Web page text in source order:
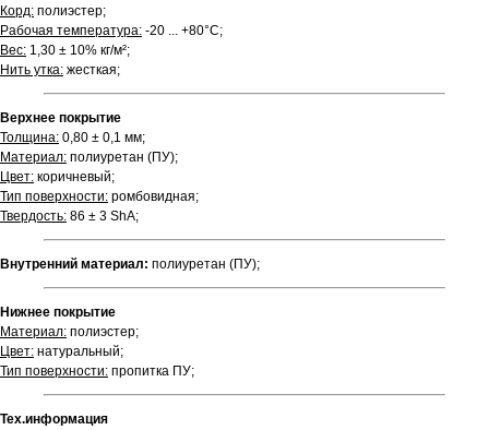
Корд: полиэстер;
Рабочая температура: -20 ... +80°С;
Вес: 1,30 ± 10% кг/м²;
Нить утка: жесткая;
Верхнее покрытие
Толщина: 0,80 ± 0,1 мм;
Материал: полиуретан (ПУ);
Цвет: коричневый;
Тип поверхности: ромбовидная;
Твердость: 86 ± 3 ShA;
Внутренний материал: полиуретан (ПУ);
Нижнее покрытие
Материал: полиэстер;
Цвет: натуральный;
Тип поверхности: пропитка ПУ;
Тех.информация